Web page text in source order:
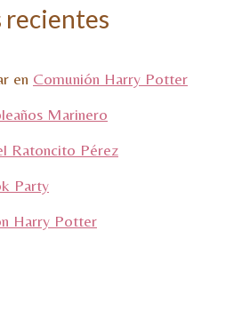
en Comunión Harry Potter
Marinero
Ratoncito Pérez
Party
Harry Potter